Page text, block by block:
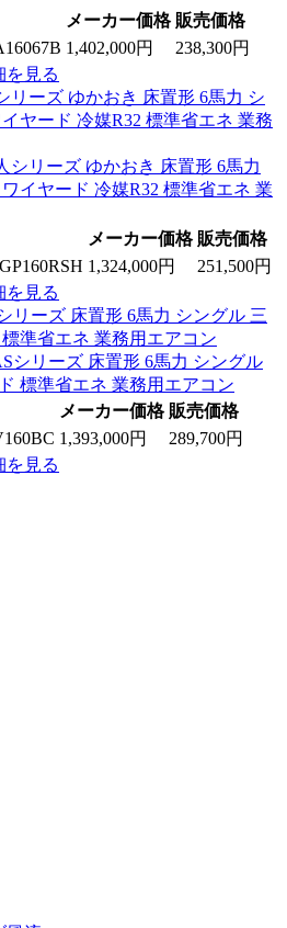
メーカー価格 販売価格
1,402,000円
238,300円
を見る
リーズ ゆかおき 床置形 6馬力 シ
ヤード 冷媒R32 標準省エネ 業務
メーカー価格 販売価格
1,324,000円
251,500円
を見る
リーズ 床置形 6馬力 シングル 三
準省エネ 業務用エアコン
メーカー価格 販売価格
1,393,000円
289,700円
を見る